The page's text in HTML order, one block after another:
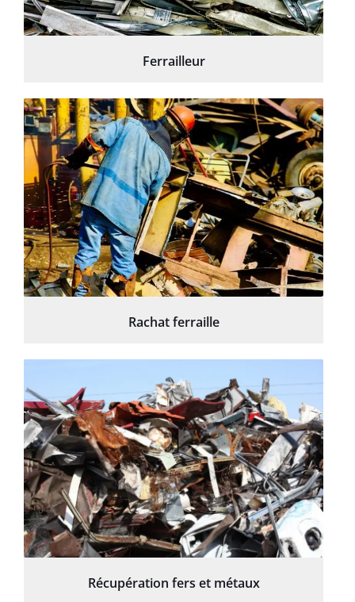
Ferrailleur
Rachat ferraille
Récupération fers et métaux